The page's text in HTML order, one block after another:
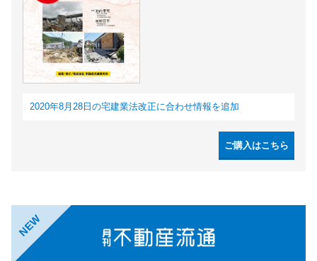
2020年8月28日の宅建業法改正に合わせ情報を追加
ご購入はこちら
NEW